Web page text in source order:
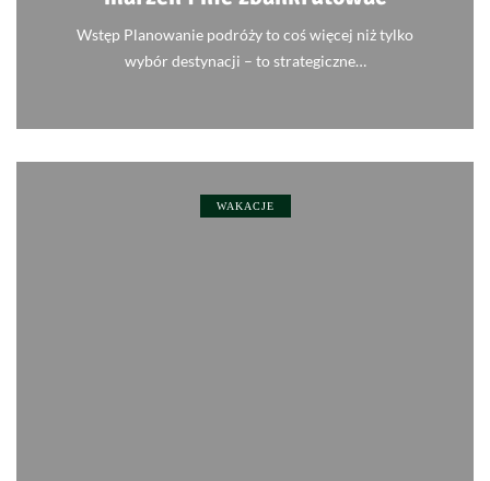
Wstęp Planowanie podróży to coś więcej niż tylko
wybór destynacji – to strategiczne…
WAKACJE